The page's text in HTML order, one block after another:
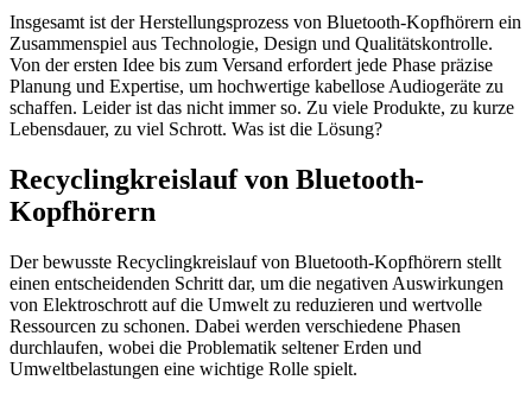
Insgesamt ist der Herstellungsprozess von Bluetooth-Kopfhörern ein
Zusammenspiel aus Technologie, Design und Qualitätskontrolle.
Von der ersten Idee bis zum Versand erfordert jede Phase präzise
Planung und Expertise, um hochwertige kabellose Audiogeräte zu
schaffen. Leider ist das nicht immer so. Zu viele Produkte, zu kurze
Lebensdauer, zu viel Schrott. Was ist die Lösung?
Recyclingkreislauf von Bluetooth-
Kopfhörern
Der bewusste Recyclingkreislauf von Bluetooth-Kopfhörern stellt
einen entscheidenden Schritt dar, um die negativen Auswirkungen
von Elektroschrott auf die Umwelt zu reduzieren und wertvolle
Ressourcen zu schonen. Dabei werden verschiedene Phasen
durchlaufen, wobei die Problematik seltener Erden und
Umweltbelastungen eine wichtige Rolle spielt.